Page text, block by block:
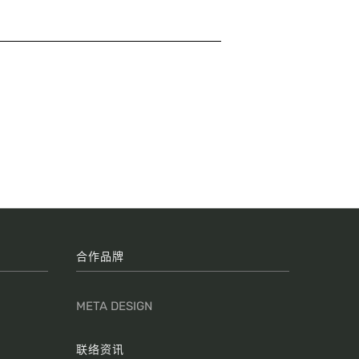
合作品牌
META DESIGN
联络资讯